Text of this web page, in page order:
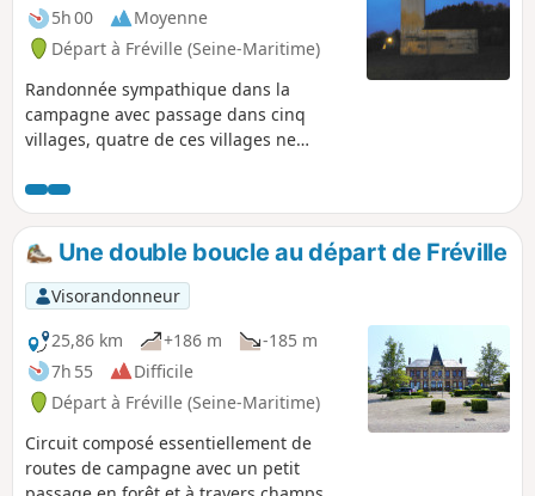
5h 00
Moyenne
Départ à Fréville (Seine-Maritime)
Randonnée sympathique dans la
campagne avec passage dans cinq
villages, quatre de ces villages ne
commune. Les communes de Fréville,
Mont-de-l'If, La Folletière, Betteville,
fusionnent le 1er janvier 2016 pour
former la commune nouvelle de Saint-
Martin-de-l'If et prennent à cette date le
statut de communes déléguées.
Une double boucle au départ de Fréville
Visorandonneur
25,86 km
+186 m
-185 m
7h 55
Difficile
Départ à Fréville (Seine-Maritime)
Circuit composé essentiellement de
routes de campagne avec un petit